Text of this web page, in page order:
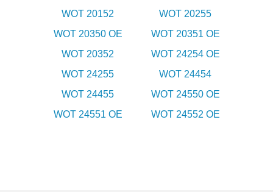
WOT 20152
WOT 20255
WOT 20350 OE
WOT 20351 OE
WOT 20352
WOT 24254 OE
WOT 24255
WOT 24454
WOT 24455
WOT 24550 OE
WOT 24551 OE
WOT 24552 OE